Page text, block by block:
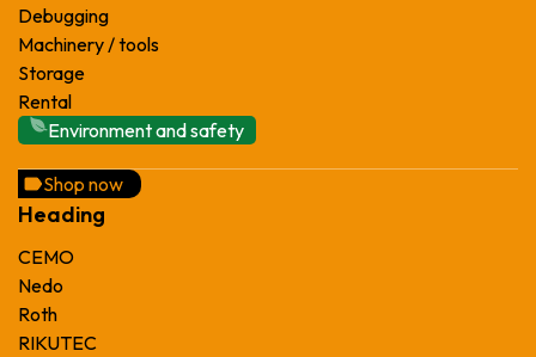
Debugging
Machinery / tools
Storage
Rental
Environment and safety
Shop now
Heading
CEMO
Nedo
Roth
RIKUTEC